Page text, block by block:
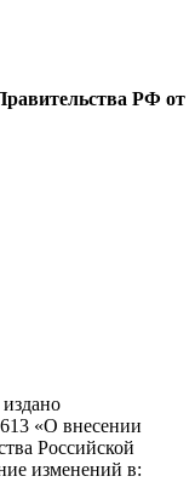
РФ от
«О внесении
Российской
изменений в: